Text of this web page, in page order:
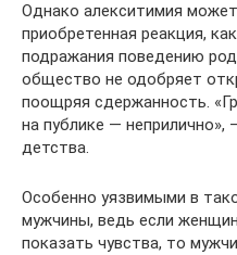
Однако алекситимия
приобретенная реакция,
подражания поведению
общество не одобряет
поощряя сдержанность.
на публике —
детства.
Особенно уязвимыми в
мужчины, ведь если
показать чувства, то